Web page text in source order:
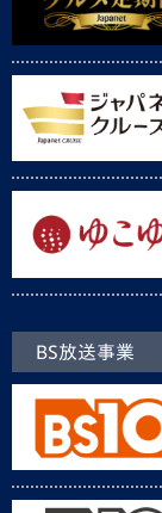
BS放送事業